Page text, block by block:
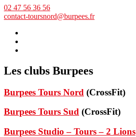
02 47 56 36 56
contact-toursnord@burpees.fr
Les clubs Burpees
Burpees Tours Nord (CrossFit)
Burpees Tours Sud (CrossFit)
Burpees Studio – Tours – 2 Lions